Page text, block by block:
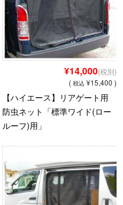
¥14,000(税別)
( 税込 ¥15,400 )
【ハイエース】リアゲート用
防虫ネット「標準ワイド(ロー
ルーフ)用」